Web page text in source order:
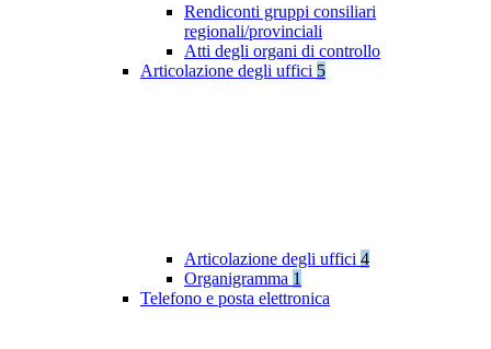
Rendiconti gruppi consiliari
regionali/provinciali
Atti degli organi di controllo
Articolazione degli uffici 5
Articolazione degli uffici 4
Organigramma 1
Telefono e posta elettronica